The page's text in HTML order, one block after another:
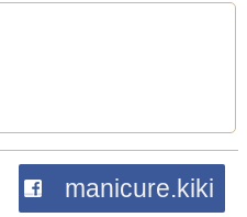
manicure.kiki